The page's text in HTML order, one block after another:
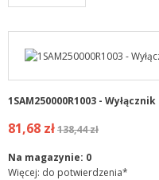
1SAM250000R1003 -
81,68 zł138,44 zł
Na magazynie: 0
Więcej: do potwierdzenia*